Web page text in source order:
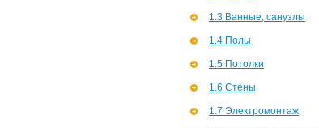
1.3 Ванные, санузлы
1.4 Полы
1.5 Потолки
1.6 Стены
1.7 Э­лектромонтаж